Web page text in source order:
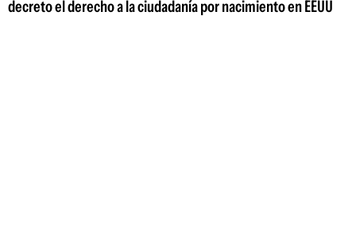
decreto el derecho a la ciudadanía por nacimiento en EEUU